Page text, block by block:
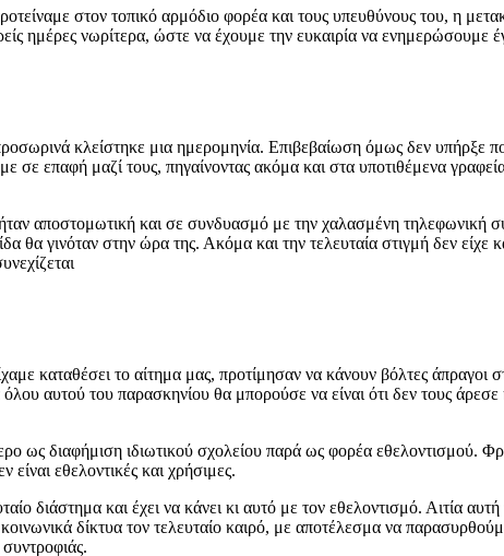
στον τοπικό αρμόδιο φορέα και τους υπευθύνους του, η
ημέρες νωρίτερα, ώστε να έχουμε την ευκαιρία να ενημερώσουμε
κλείστηκε μια ημερομηνία. Επιβεβαίωση όμως δεν υπήρξε
επαφή μαζί τους, πηγαίνοντας ακόμα και στα υποτιθέμενα
και σε συνδυασμό με την χαλασμένη τηλεφωνική
θα γινόταν στην ώρα της. Ακόμα και την τελευταία στιγμή δεν είχε
το αίτημα μας, προτίμησαν να κάνουν βόλτες άπραγοι
αυτού του παρασκηνίου θα μπορούσε να είναι ότι δεν τους
διαφήμιση ιδιωτικού σχολείου παρά ως φορέα εθελοντισμού.
είναι εθελοντικές και χρήσιμες.
και έχει να κάνει κι αυτό με τον εθελοντισμό. Αιτία
δίκτυα τον τελευταίο καιρό, με αποτέλεσμα να